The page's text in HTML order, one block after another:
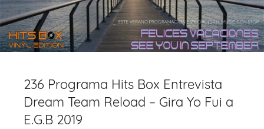
236 Programa Hits Box Entrevista
Dream Team Reload – Gira Yo Fui a
E.G.B 2019